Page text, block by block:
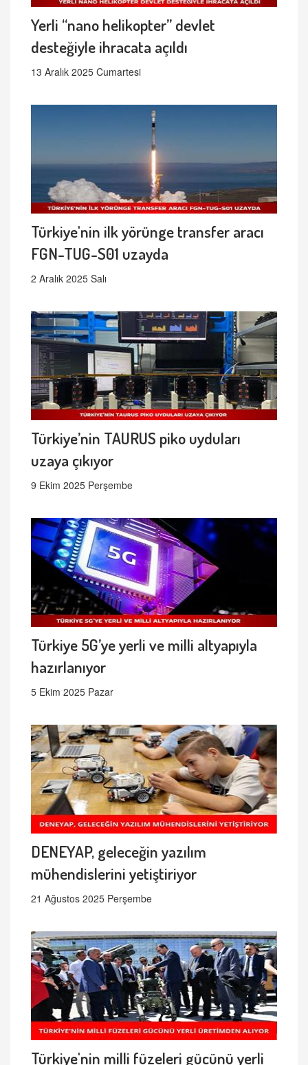
Yerli “nano helikopter” devlet
desteğiyle ihracata açıldı
13 Aralık 2025 Cumartesi
Türkiye'nin ilk yörünge transfer aracı
FGN-TUG-S01 uzayda
2 Aralık 2025 Salı
Türkiye’nin TAURUS piko uyduları
uzaya çıkıyor
9 Ekim 2025 Perşembe
Türkiye 5G’ye yerli ve milli altyapıyla
hazırlanıyor
5 Ekim 2025 Pazar
DENEYAP, geleceğin yazılım
mühendislerini yetiştiriyor
21 Ağustos 2025 Perşembe
Türkiye'nin milli füzeleri gücünü yerli